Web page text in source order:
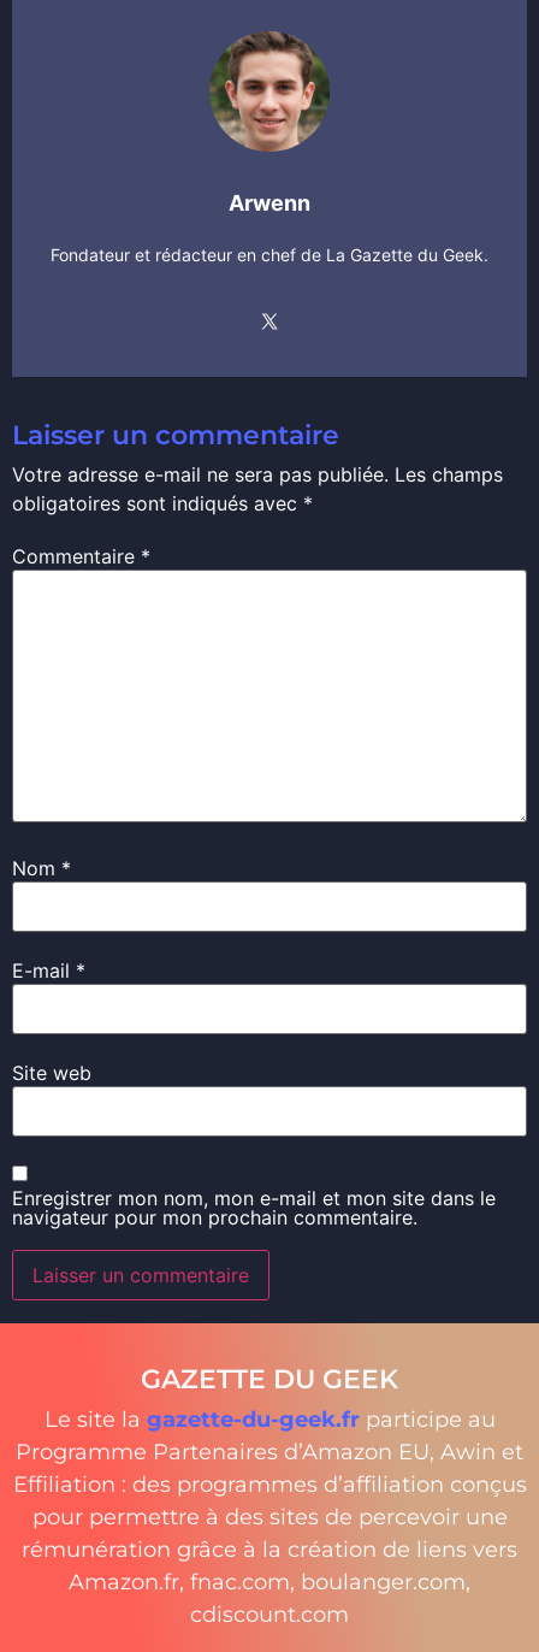
Arwenn
Fondateur et rédacteur en chef de La Gazette du Geek.
Laisser un commentaire
Votre adresse e-mail ne sera pas publiée. Les champs
obligatoires sont indiqués avec *
Commentaire *
Nom *
E-mail *
Site web
Enregistrer mon nom, mon e-mail et mon site dans le
navigateur pour mon prochain commentaire.
GAZETTE DU GEEK
Le site la gazette-du-geek.frparticipe au
Programme Partenaires d’Amazon EU, Awin et
Effiliation : des programmes d’affiliation conçus
pour permettre à des sites de percevoir une
rémunération grâce à la création de liens vers
Amazon.fr, fnac.com, boulanger.com,
cdiscount.com